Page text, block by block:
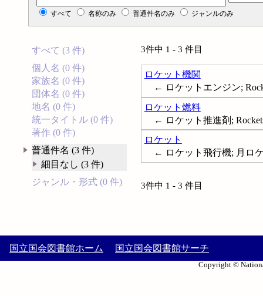
すべて 名称のみ 普通件名のみ ジャンルのみ
すべて (3 件)
個人名 (0 件)
家族名 (0 件)
団体名 (0 件)
地名 (0 件)
統一タイトル (0 件)
著作 (0 件)
普通件名 (3 件)
細目なし (3 件)
ジャンル・形式 (0 件)
3件中 1 - 3 件目
ロケット機関
← ロケットエンジン;
ロケット燃料
← ロケット推進剤;
ロケット
← ロケット飛行機; 月ロ
3件中 1 - 3 件目
国立国会図書館ホーム 国立国会図書館サーチ
Copyright ©